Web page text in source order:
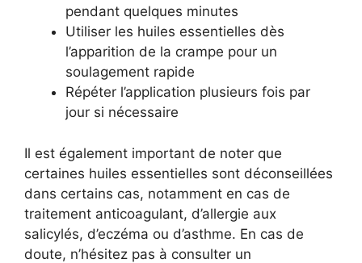
pendant quelques minutes
Utiliser les huiles essentielles dès
l’apparition de la crampe pour un
soulagement rapide
Répéter l’application plusieurs fois par
jour si nécessaire
Il est également important de noter que
certaines huiles essentielles sont déconseillées
dans certains cas, notamment en cas de
traitement anticoagulant, d’allergie aux
salicylés, d’eczéma ou d’asthme. En cas de
doute, n’hésitez pas à consulter un